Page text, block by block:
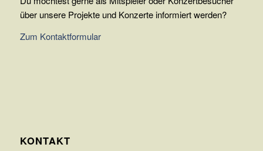
über unsere Projekte und Konzerte informiert werden?
Zum Kontaktformular
KONTAKT